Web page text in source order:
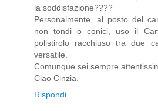
la soddisfazione????
Personalmente, al posto del
non tondi o conici, uso il
polistirolo racchiuso tra due
versatile.
Comunque sei sempre
Ciao Cinzia.
Rispondi